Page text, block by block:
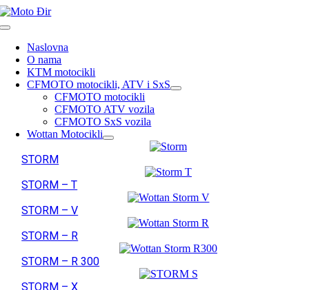
Skip
to
Toggle
NavigationNaslovna
O nama
KTM motocikli
CFMOTO motocikli, ATV i SxS
CFMOTO motocikli
CFMOTO ATV vozila
CFMOTO SxS vozila
Wottan Motocikli
STORM
STORM – T
STORM – V
STORM – R
STORM – R 300
STORM – X